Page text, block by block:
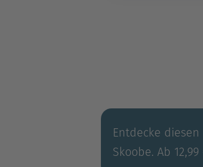
Entdecke
Skoobe. Ab